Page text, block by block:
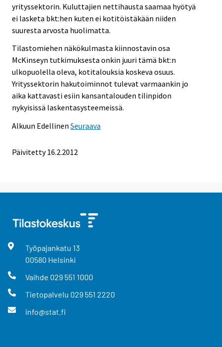
yrityssektorin. Kuluttajien nettihausta saamaa hyötyä
ei lasketa bkt:hen kuten ei kotitöistäkään niiden
suuresta arvosta huolimatta.
Tilastomiehen näkökulmasta kiinnostavin osa
McKinseyn tutkimuksesta onkin juuri tämä bkt:n
ulkopuolella oleva, kotitalouksia koskeva osuus.
Yrityssektorin hakutoiminnot tulevat varmaankin jo
aika kattavasti esiin kansantalouden tilinpidon
nykyisissä laskentasysteemeissä.
Alkuun Edellinen Seuraava
Päivitetty 16.2.2012
Työpajankatu 13
00580 Helsinki
Vaihde 029 551 1000
Tietopalvelu 029 551 2220
info@stat.fi